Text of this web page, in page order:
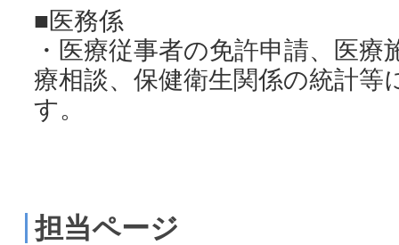
■医務係
・医療従事者の免許申請、医
療相談、保健衛生関係の統計等
す。
担当ページ